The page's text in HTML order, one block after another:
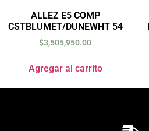
ALLEZ E5 COMP
CSTBLUMET/DUNEWHT 54
$3,505,950.00
Agregar al carrito